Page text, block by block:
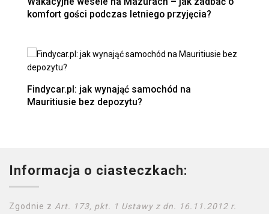
komfort gości podczas letniego przyjęcia?
Findycar.pl: jak wynająć samochód na
Mauritiusie bez depozytu?
Informacja o ciasteczkach:
Zgodnie z Art. 173, pkt. 1 Ustawy z dn. 16.11.2012 r.